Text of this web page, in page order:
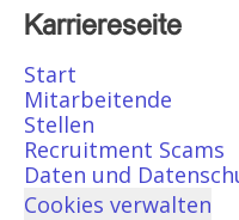
Karriereseite
Start
Mitarbeitende
Stellen
Recruitment Scams
Daten und
Cookies verwalten